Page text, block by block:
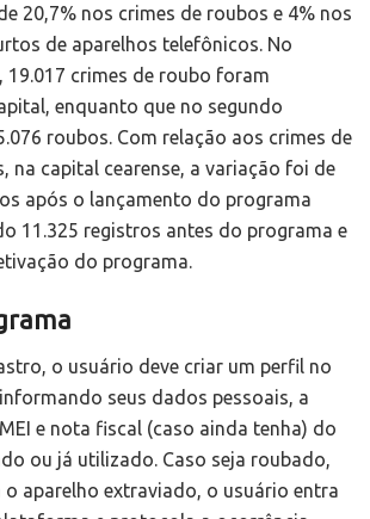
20,7% nos crimes de roubos e 4% nos
de aparelhos telefônicos. No
19.017 crimes de roubo foram
enquanto que no segundo
roubos. Com relação aos crimes de
na capital cearense, a variação foi de
após o lançamento do programa
11.325 registros antes do programa e
do programa.
o usuário deve criar um perfil no
seus dados pessoais, a
e nota fiscal (caso ainda tenha) do
ou já utilizado. Caso seja roubado,
aparelho extraviado, o usuário entra